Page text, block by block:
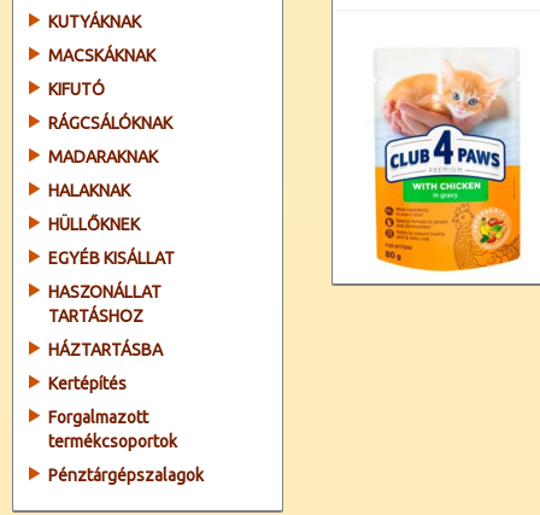
KUTYÁKNAK
MACSKÁKNAK
KIFUTÓ
RÁGCSÁLÓKNAK
MADARAKNAK
HALAKNAK
HÜLLŐKNEK
EGYÉB KISÁLLAT
HASZONÁLLAT
TARTÁSHOZ
HÁZTARTÁSBA
Kertépítés
Forgalmazott
termékcsoportok
Pénztárgépszalagok